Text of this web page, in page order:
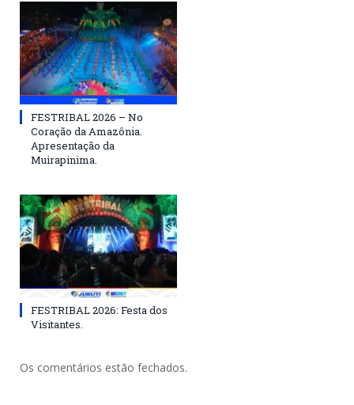
FESTRIBAL 2026 – No
Coração da Amazônia.
Apresentação da
Muirapinima.
FESTRIBAL 2026: Festa dos
Visitantes.
Os comentários estão fechados.